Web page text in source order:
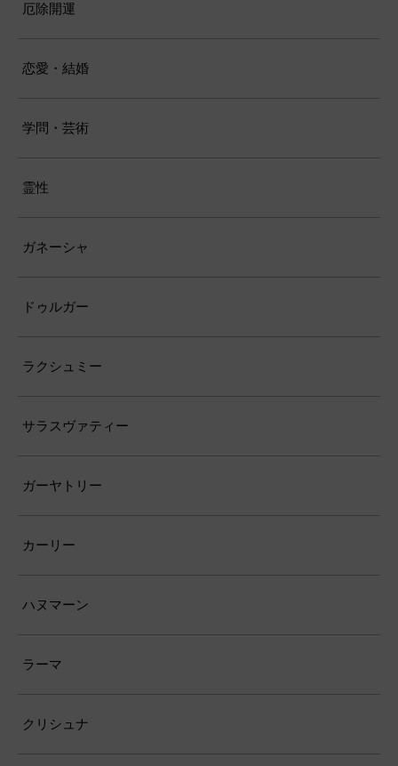
厄除開運
恋愛・結婚
学問・芸術
霊性
ガネーシャ
ドゥルガー
ラクシュミー
サラスヴァティー
ガーヤトリー
カーリー
ハヌマーン
ラーマ
クリシュナ